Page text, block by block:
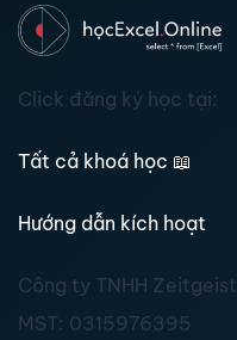
Click đăng ký học tại:
Tất cả khoá học 📖
Hướng dẫn kích hoạt
Công ty TNHH Zeitgeist
MST: 0315976395